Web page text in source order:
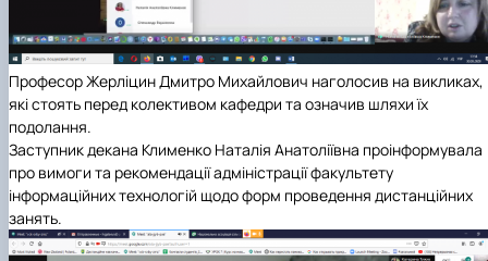
Професор Жерліцин Дмитро Михайлович наголосив на викликах,
які стоять перед колективом кафедри та означив шляхи їх
подолання.
Заступник декана Клименко Наталія Анатоліївна проінформувала
про вимоги та рекомендації адміністрації факультету
інформаційних технологій щодо форм проведення дистанційних
занять.